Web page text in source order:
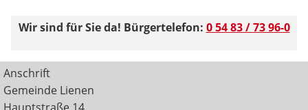
Wir sind für Sie da! Bürgertelefon: 0 54 83 / 73 96-0
Anschrift
Gemeinde Lienen
Hauptstraße 14